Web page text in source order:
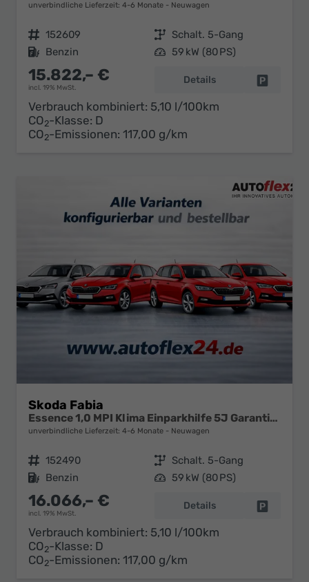
unverbindliche Lieferzeit: 4-6 Monate Neuwagen
Fahrzeugnr. 152609 Getriebe Schalt. 5-Gang
Kraftstoff Benzin Leistung 59 kW (80 PS)
15.822,– €
incl. 19% MwSt.
Details
Verbrauch kombiniert: 5,10 l/100km
CO2-Klasse: D
CO2-Emissionen: 117,00 g/km
Skoda Fabia
Essence 1,0 MPI Klima Einparkhilfe 5J Garantie LED Scheinwerfer Bluetooth
unverbindliche Lieferzeit: 4-6 Monate Neuwagen
Fahrzeugnr. 152490 Getriebe Schalt. 5-Gang
Kraftstoff Benzin Leistung 59 kW (80 PS)
16.066,– €
incl. 19% MwSt.
Details
Verbrauch kombiniert: 5,10 l/100km
CO2-Klasse: D
CO2-Emissionen: 117,00 g/km